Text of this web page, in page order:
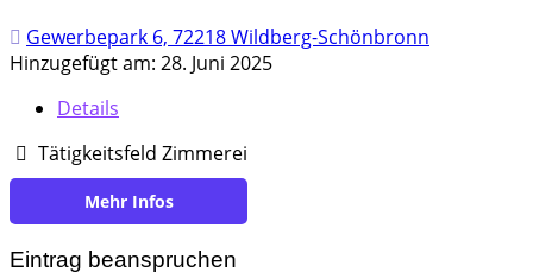
Gewerbepark 6, 72218 Wildberg-Schönbronn
Hinzugefügt am: 28. Juni 2025
Details
Tätigkeitsfeld Zimmerei
https://holzbau-schaible.de/
Eintrag beanspruchen